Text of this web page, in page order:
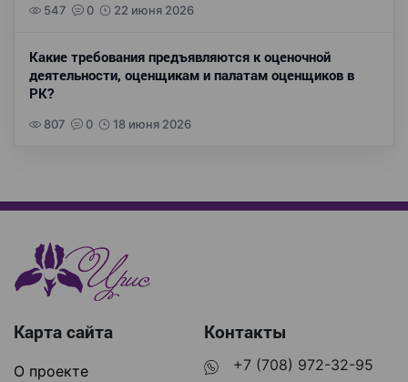
547 0 22 июня 2026
Какие требования предъявляются к оценочной
деятельности, оценщикам и палатам оценщиков в
РК?
807 0 18 июня 2026
Карта сайта
О проекте
Контакты
+7 (708) 972-32-95